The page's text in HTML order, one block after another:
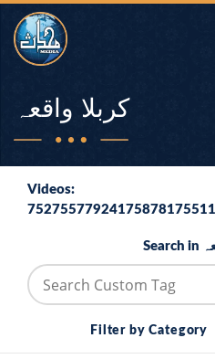
کربلا واقعہ
Videos:
Filter by Category